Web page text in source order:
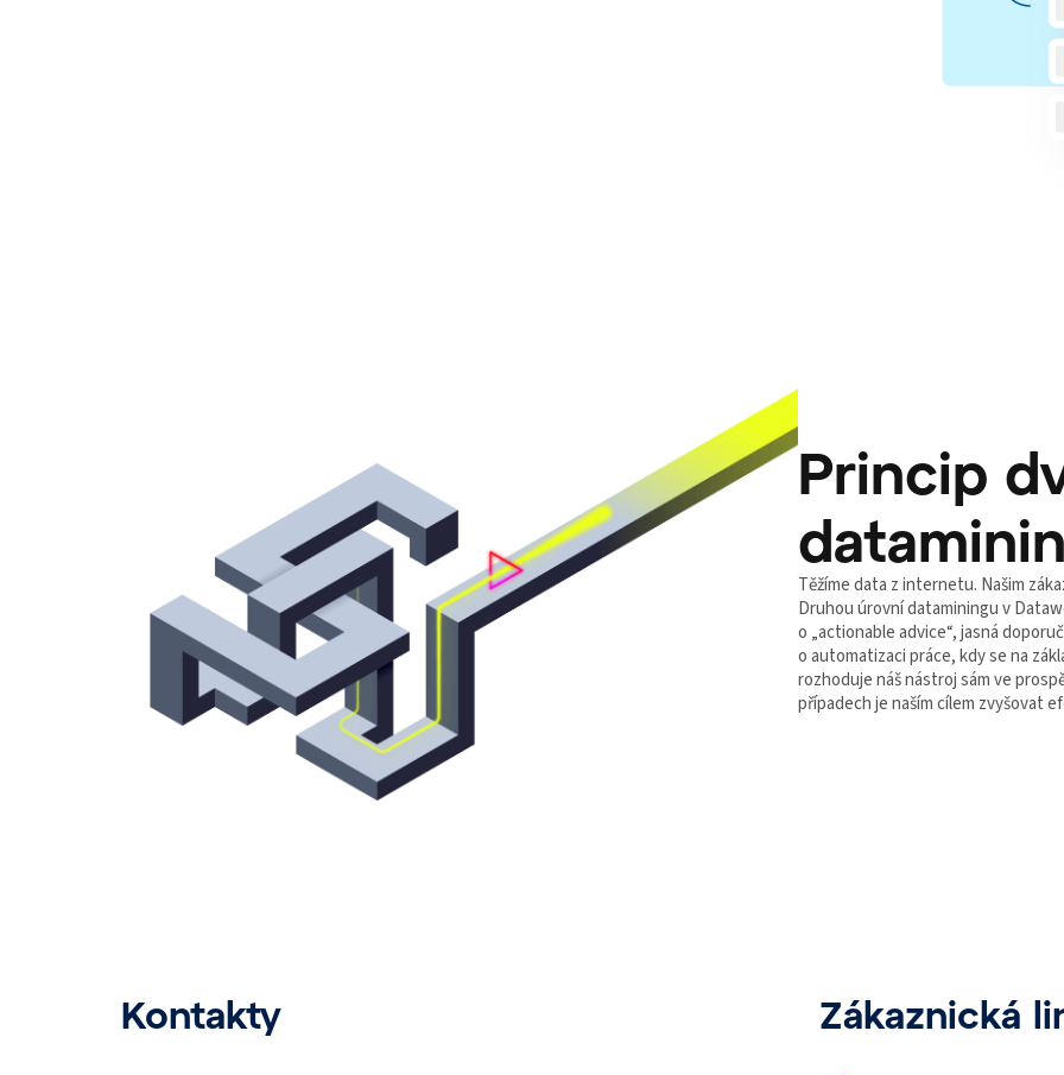
Princip
Těžíme data z internetu. Našim
Druhou úrovní dataminingu v
o „actionable advice“, jasná
o automatizaci práce, kdy se na
rozhoduje náš nástroj sám ve
případech je naším cílem zvyšovat
Kontakty Zákaznická